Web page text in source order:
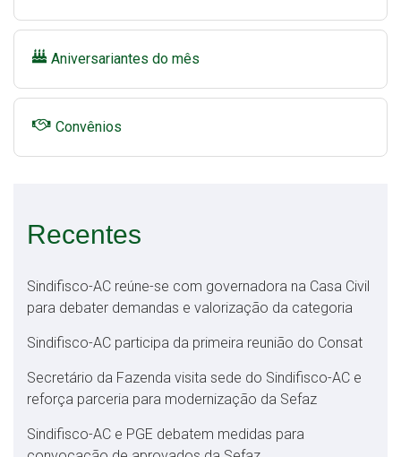
Aniversariantes do mês
Convênios
Recentes
Sindifisco-AC reúne-se com governadora na Casa Civil
para debater demandas e valorização da categoria
Sindifisco-AC participa da primeira reunião do Consat
Secretário da Fazenda visita sede do Sindifisco-AC e
reforça parceria para modernização da Sefaz
Sindifisco-AC e PGE debatem medidas para